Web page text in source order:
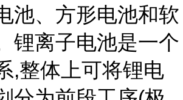
池、方形电池和软
锂离子电池是一个
,整体上可将锂电